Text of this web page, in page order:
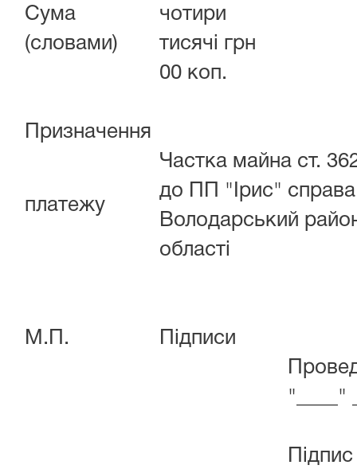
Сума
(словами)
чотири
тисячі грн
00 коп.
Призначення
платежу
Частка майна ст.
до ПП "Ірис"
Володарський
області
М.П.
Підписи
"____"
Підпис